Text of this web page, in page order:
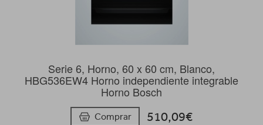
Serie 6, Horno, 60 x 60 cm, Blanco,
HBG536EW4 Horno independiente integrable
Horno Bosch
Comprar 510,09€